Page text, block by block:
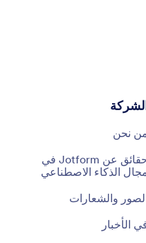
نحن
حقائق عن Jotform في
الذكاء الاصطناعي
والشعارات
الأخبار